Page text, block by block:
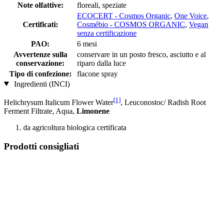
Note olfattive:
floreali, speziate
Certificati:
ECOCERT - Cosmos Organic, One Voice,
Cosmébio - COSMOS ORGANIC, Vegan
senza certificazione
PAO:
6 mesi
Avvertenze sulla
conservazione:
conservare in un posto fresco, asciutto e al
riparo dalla luce
Tipo di confezione:
flacone spray
Ingredienti (INCI)
Helichrysum Italicum Flower Water[1], Leuconostoc/ Radish Root
Ferment Filtrate, Aqua, Limonene
da agricoltura biologica certificata
Prodotti consigliati